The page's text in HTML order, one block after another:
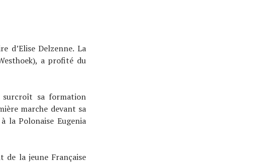
d’Elise Delzenne. La
a profité du
surcroît sa formation
marche devant sa
la Polonaise Eugenia
de la jeune Française